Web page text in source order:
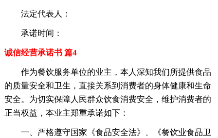
法定代表人：
承诺时间：
诚信经营承诺书 篇4
作为餐饮服务单位的业主，本人深知我们所提供食品
的质量安全和卫生，直接关系到消费者的身体健康和生命
安全。为切实保障人民群众饮食消费安全，维护消费者的
正当权益，本业主郑重承诺如下：
一、严格遵守国家《食品安全法》、《餐饮业食品卫